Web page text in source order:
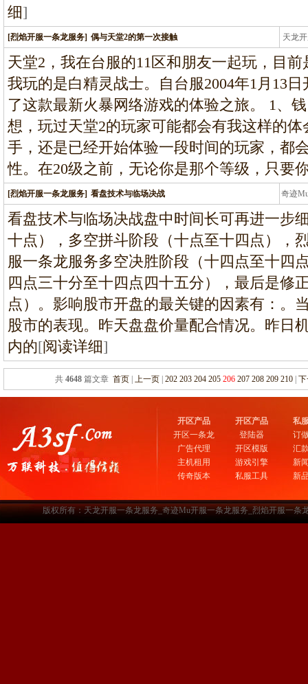
细]
[烈焰开服一条龙服务] 偶与天堂2的第一次接触 天龙
龙
天堂2，我在台服的11区和朋友一起玩，目
我玩的是白精灵战士。自台服2004年1月13
了这款最新火暴网络游戏的体验之旅。 1、
想，玩过天堂2的玩家可能都会有我这样的
手，还是已经开始体验一段时间的玩家，都
性。在20级之前，无论你是那个等级，只要
[烈焰开服一条龙服务] 看盘技术与临场决战 奇迹
条
看盘技术与临场决战盘中时间长可再进一步
十点），多空拼斗阶段（十点至十四点），
服一条龙服务多空决胜阶段（十四点至十四
四点三十分至十四点四十五分），最后是修
点）。影响股市开盘的最关键的因素有：。
股市的表现。昨天盘盘价量配合情况。昨日
内的[阅读详细]
共 4648篇文章 首页| 上一页| 202 203 204 205 206 207 208 209 210| 下
开区产品
开区一条龙
广告代理
主机租用
传奇版本
开区产品
登陆器
开区模版
游戏引擎
私服工具
私
订
汇
新
新
版权所有：天龙开服一条龙服务_奇迹Mu开服一条龙服务_烈焰开服一条